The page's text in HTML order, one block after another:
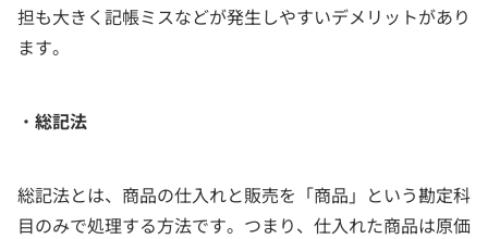
担も大きく記帳ミスなどが発生しやすいデメリットがあり
ます。
・ 総記法
総記法とは、商品の仕入れと販売を「商品」という勘定科
目のみで処理する方法です。つまり、仕入れた商品は原価